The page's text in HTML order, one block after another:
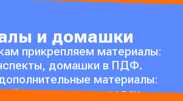
и домашки
прикрепляем материалы:
домашки в ПДФ.
материалы:
гайды по решению задач.